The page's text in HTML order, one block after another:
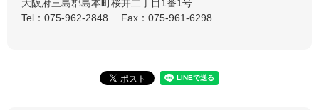
大阪府三島郡島本町桜井二丁目1番1号
Tel：075-962-2848
Fax：075-961-6298